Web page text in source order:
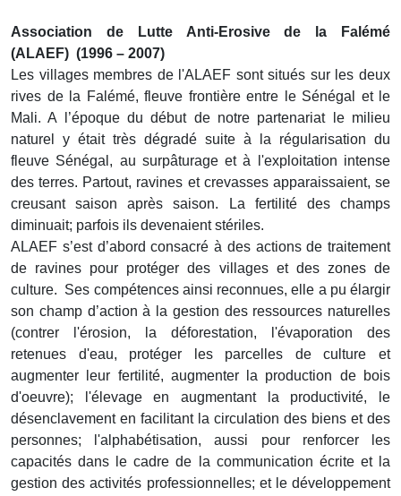
Association de Lutte Anti-Erosive de la Falémé
(ALAEF) (1996 – 2007)
Les villages membres de l'ALAEF sont situés sur les deux
rives de la Falémé, fleuve frontière entre le Sénégal et le
Mali. A l’époque du début de notre partenariat le milieu
naturel y était très dégradé suite à la régularisation du
fleuve Sénégal, au surpâturage et à l'exploitation intense
des terres. Partout, ravines et crevasses apparaissaient, se
creusant saison après saison. La fertilité des champs
diminuait; parfois ils devenaient stériles.
ALAEF s’est d’abord consacré à des actions de traitement
de ravines pour protéger des villages et des zones de
culture. Ses compétences ainsi reconnues, elle a pu élargir
son champ d’action à la gestion des ressources naturelles
(contrer l'érosion, la déforestation, l'évaporation des
retenues d'eau, protéger les parcelles de culture et
augmenter leur fertilité, augmenter la production de bois
d'oeuvre); l'élevage en augmentant la productivité, le
désenclavement en facilitant la circulation des biens et des
personnes; l'alphabétisation, aussi pour renforcer les
capacités dans le cadre de la communication écrite et la
gestion des activités professionnelles; et le développement